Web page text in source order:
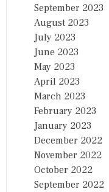
September 2023
August 2023
July 2023
June 2023
May 2023
April 2023
March 2023
February 2023
January 2023
December 2022
November 2022
October 2022
September 2022